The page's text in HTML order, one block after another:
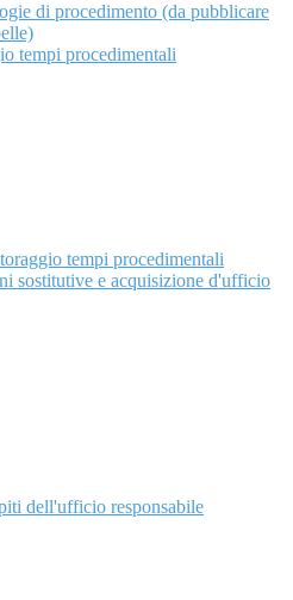
di procedimento (da pubblicare
tempi procedimentali
tempi procedimentali
sostitutive e acquisizione d'ufficio
dell'ufficio responsabile